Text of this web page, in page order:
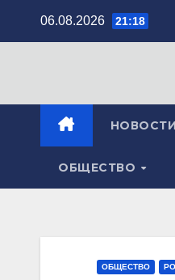
06.08.2026 21:18
НОВОСТИ
ОБЩЕСТВО
ОБЩЕСТВО